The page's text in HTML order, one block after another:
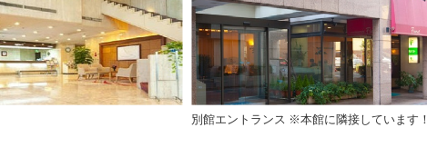
別館エントランス ※本館に隣接しています！